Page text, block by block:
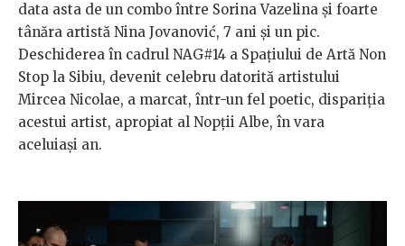
data asta de un combo între Sorina Vazelina și foarte
tânăra artistă Nina Jovanović, 7 ani și un pic.
Deschiderea în cadrul NAG#14 a Spațiului de Artă Non
Stop la Sibiu, devenit celebru datorită artistului
Mircea Nicolae, a marcat, într-un fel poetic, dispariția
acestui artist, apropiat al Nopții Albe, în vara
aceluiași an.